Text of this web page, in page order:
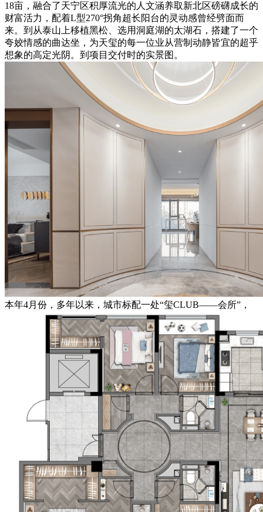
18亩，融合了天宁区积厚流光的人文涵养取新北区磅礴成长的
财富活力，配着L型270°拐角超长阳台的灵动感曾经劈面而
来。到从泰山上移植黑松、选用洞庭湖的太湖石，搭建了一个
夸姣情感的曲达坐，为天玺的每一位业从营制动静皆宜的超乎
想象的高定光阴。到项目交付时的实景图。
本年4月份，多年以来，城市标配一处“玺CLUB——会所”，